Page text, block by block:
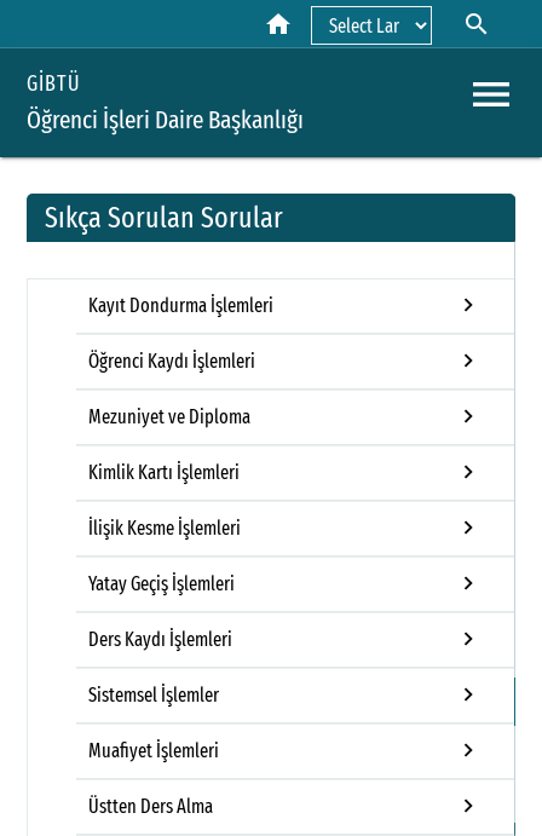
home search
GİBTÜ
Öğrenci İşleri Daire Başkanlığı
menu
Sıkça Sorulan Sorular
Kayıt Dondurma İşlemleri keyboard_arrow_right
Öğrenci Kaydı İşlemleri keyboard_arrow_right
Mezuniyet ve Diploma keyboard_arrow_right
Kimlik Kartı İşlemleri keyboard_arrow_right
İlişik Kesme İşlemleri keyboard_arrow_right
Yatay Geçiş İşlemleri keyboard_arrow_right
Ders Kaydı İşlemleri keyboard_arrow_right
Sistemsel İşlemler keyboard_arrow_right
Muafiyet İşlemleri keyboard_arrow_right
Üstten Ders Alma keyboard_arrow_right